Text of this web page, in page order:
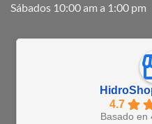
Sábados 10:00 am a 1:00 pm
4.7
Basado en